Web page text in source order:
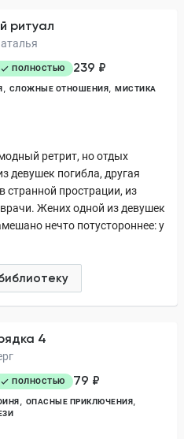
ритуал
ПОЛНОСТЬЮ 239 ₽
СЛОЖНЫЕ ОТНОШЕНИЯ МИСТИКА
ретрит, но отдых
девушек погибла, другая
странной прострации, из
Жених одной из девушек
нечто потустороннее: у
4
ПОЛНОСТЬЮ 79 ₽
ОПАСНЫЕ ПРИКЛЮЧЕНИЯ